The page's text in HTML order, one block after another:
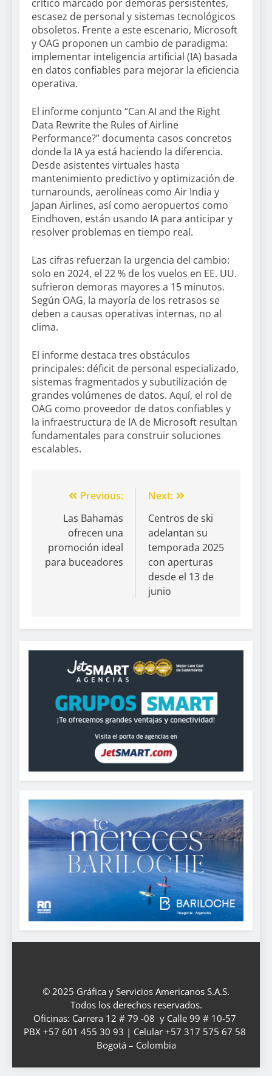
crítico marcado por demoras persistentes,
escasez de personal y sistemas tecnológicos
obsoletos. Frente a este escenario, Microsoft
y OAG proponen un cambio de paradigma:
implementar inteligencia artificial (IA) basada
en datos confiables para mejorar la eficiencia
operativa.
El informe conjunto “Can AI and the Right
Data Rewrite the Rules of Airline
Performance?” documenta casos concretos
donde la IA ya está haciendo la diferencia.
Desde asistentes virtuales hasta
mantenimiento predictivo y optimización de
turnarounds, aerolíneas como Air India y
Japan Airlines, así como aeropuertos como
Eindhoven, están usando IA para anticipar y
resolver problemas en tiempo real.
Las cifras refuerzan la urgencia del cambio:
solo en 2024, el 22 % de los vuelos en EE. UU.
sufrieron demoras mayores a 15 minutos.
Según OAG, la mayoría de los retrasos se
deben a causas operativas internas, no al
clima.
El informe destaca tres obstáculos
principales: déficit de personal especializado,
sistemas fragmentados y subutilización de
grandes volúmenes de datos. Aquí, el rol de
OAG como proveedor de datos confiables y
la infraestructura de IA de Microsoft resultan
fundamentales para construir soluciones
escalables.
Previous:
Las Bahamas
ofrecen una
promoción ideal
para buceadores
Next:
Centros de ski
adelantan su
temporada 2025
con aperturas
desde el 13 de
junio
© 2025 Gráfica y Servicios Americanos S.A.S.
Todos los derechos reservados.
Oficinas: Carrera 12 # 79 -08 y Calle 99 # 10-57
PBX +57 601 455 30 93 | Celular +57 317 575 67 58
Bogotá – Colombia